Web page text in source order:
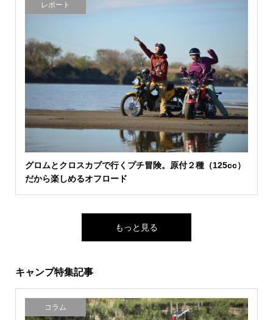
レポート
グロムとクロスカブで行くプチ冒険。原付２種（125cc）
だから楽しめるオフロード
もっと見る
キャンプ特集記事
コラム